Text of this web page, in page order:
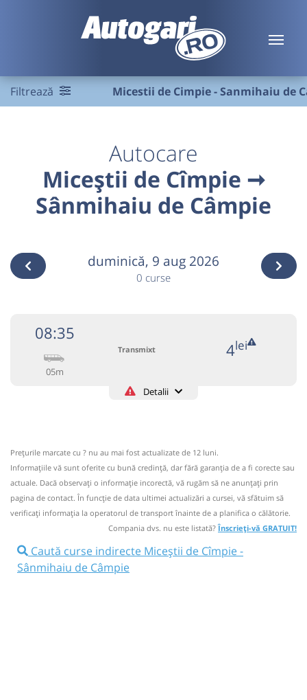
Filtrează Micestii de Cimpie - Sanmihaiu de
Autocare
Miceștii de Cîmpie ➞
Sânmihaiu de Câmpie
duminică, 9 aug 2026
0 curse
08:35
05m
Transmixt 4lei
Detalii
Circulă doar luni, miercuri și vineri
Informaţii neactualizate de 6 ani.Se zice că circulă
(2 comentarii)
08:35 Miceștii de Cîmpie
Halta Micestii de
Câmpie
Prețurile marcate cu ? nu au mai fost actualizate de 12 luni.
Informaţiile vă sunt oferite cu bună credinţă, dar fără garanţia de a fi corecte sau
actuale. Dacă observați o informaţie incorectă, vă rugăm să ne anunțați prin
pagina de contact. În funcție de data ultimei actualizări a cursei, vă sfătuim să
verificaţi informaţia la operatorul de transport înainte de a planifica o călătorie.
Compania dvs. nu este listată?Înscrieți-vă GRATUIT!
Caută curse indirecte Miceștii de Cîmpie -
Sânmihaiu de Câmpie